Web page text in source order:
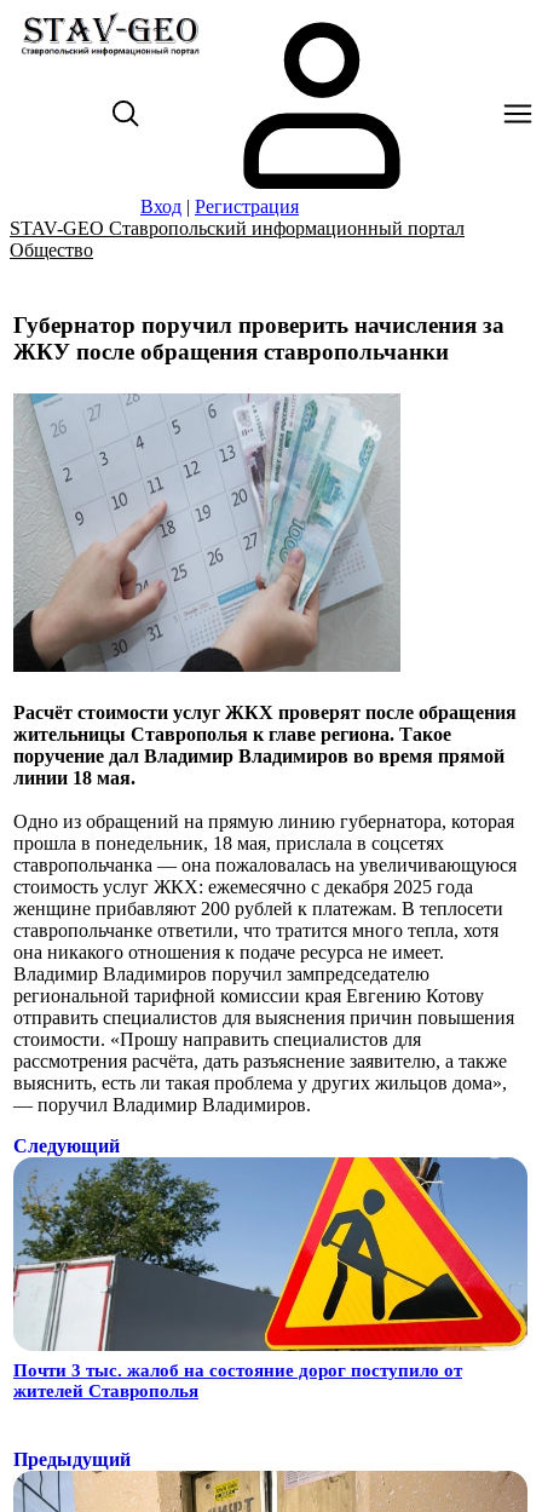
Вход | Регистрация
STAV-GEO Ставропольский информационный портал
Общество
Губернатор поручил проверить начисления за
ЖКУ после обращения ставропольчанки
Расчёт стоимости услуг ЖКХ проверят после обращения
жительницы Ставрополья к главе региона. Такое
поручение дал Владимир Владимиров во время прямой
линии 18 мая.
Одно из обращений на прямую линию губернатора, которая
прошла в понедельник, 18 мая, прислала в соцсетях
ставропольчанка — она пожаловалась на увеличивающуюся
стоимость услуг ЖКХ: ежемесячно с декабря 2025 года
женщине прибавляют 200 рублей к платежам. В теплосети
ставропольчанке ответили, что тратится много тепла, хотя
она никакого отношения к подаче ресурса не имеет.
Владимир Владимиров поручил зампредседателю
региональной тарифной комиссии края Евгению Котову
отправить специалистов для выяснения причин повышения
стоимости. «Прошу направить специалистов для
рассмотрения расчёта, дать разъяснение заявителю, а также
выяснить, есть ли такая проблема у других жильцов дома»,
— поручил Владимир Владимиров.
Следующий
Почти 3 тыс. жалоб на состояние дорог поступило от
жителей Ставрополья
Предыдущий